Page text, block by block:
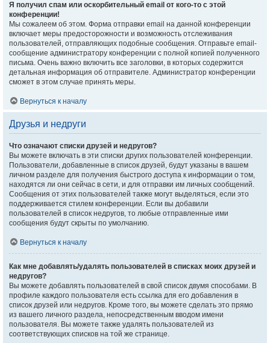
Я получил спам или оскорбительный email от кого-то с этой
конференции!
Мы сожалеем об этом. Форма отправки email на данной конференции
включает меры предосторожности и возможность отслеживания
пользователей, отправляющих подобные сообщения. Отправьте email-
сообщение администратору конференции с полной копией полученного
письма. Очень важно включить все заголовки, в которых содержится
детальная информация об отправителе. Администратор конференции
сможет в этом случае принять меры.
Вернуться к началу
Друзья и недруги
Что означают списки друзей и недругов?
Вы можете включать в эти списки других пользователей конференции.
Пользователи, добавленные в список друзей, будут указаны в вашем
личном разделе для получения быстрого доступа к информации о том,
находятся ли они сейчас в сети, и для отправки им личных сообщений.
Сообщения от этих пользователей также могут выделяться, если это
поддерживается стилем конференции. Если вы добавили
пользователей в список недругов, то любые отправленные ими
сообщения будут скрыты по умолчанию.
Вернуться к началу
Как мне добавлять/удалять пользователей в списках моих друзей и
недругов?
Вы можете добавлять пользователей в свой список двумя способами. В
профиле каждого пользователя есть ссылка для его добавления в
список друзей или недругов. Кроме того, вы можете сделать это прямо
из вашего личного раздела, непосредственным вводом имени
пользователя. Вы можете также удалять пользователей из
соответствующих списков на той же странице.